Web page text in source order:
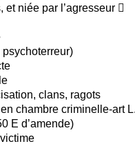
niée par l’agresseur 
clans, ragots
chambre criminelle-art
E d’amende)